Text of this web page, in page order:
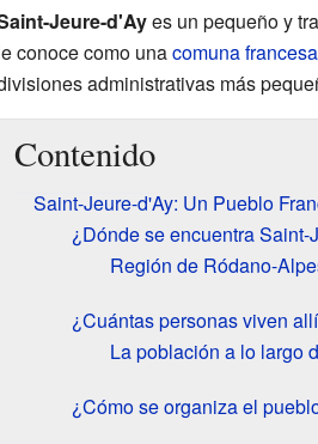
Jeure-d'Ayes un pequeño y
conoce como unacomuna francesa
administrativas más
Contenido
Saint-Jeure-d'Ay: Un Pueblo
¿Dónde se encuentra Saint-
Región de Ródano-
¿Cuántas personas viven
La población a lo largo
¿Cómo se organiza el